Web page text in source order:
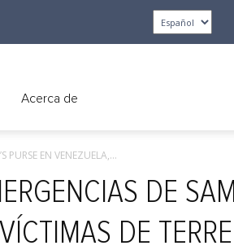
Acerca de
PURSE EN VENEZUELA,...
DE
DE